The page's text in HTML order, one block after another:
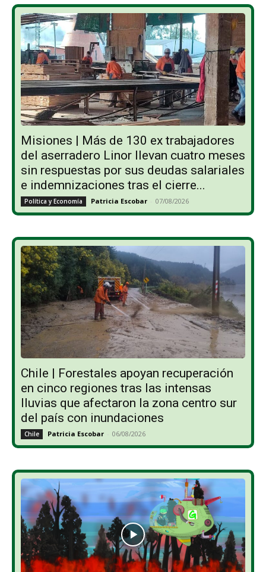
Misiones | Más de 130 ex trabajadores
del aserradero Linor llevan cuatro meses
sin respuestas por sus deudas salariales
e indemnizaciones tras el cierre...
Política y Economía Patricia Escobar - 07/08/2026
Chile | Forestales apoyan recuperación
en cinco regiones tras las intensas
lluvias que afectaron la zona centro sur
del país con inundaciones
Chile Patricia Escobar - 06/08/2026